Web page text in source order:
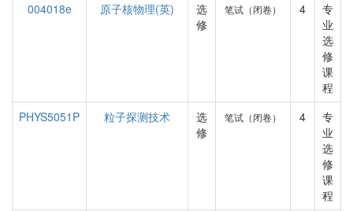
004018e
原子核物理(英)
选
修
笔试（闭卷） 4
专
业
选
修
课
程
PHYS5051P
粒子探测技术
选
修
笔试（闭卷） 4
专
业
选
修
课
程